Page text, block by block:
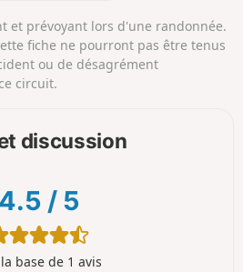
et prévoyant lors d'une randonnée.
fiche ne pourront pas être tenus
ou de désagrément
circuit.
discussion
4.5 / 5
base de 1 avis